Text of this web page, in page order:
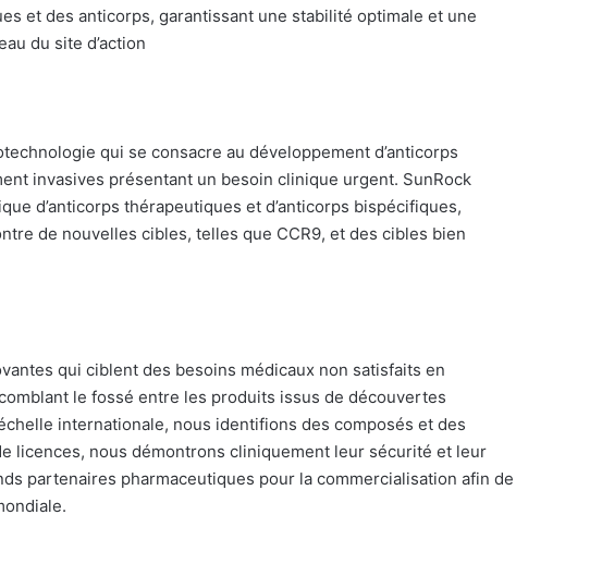
et des anticorps, garantissant une stabilité optimale et une
du site d’action
qui se consacre au développement d’anticorps
invasives présentant un besoin clinique urgent. SunRock
d’anticorps thérapeutiques et d’anticorps bispécifiques,
de nouvelles cibles, telles que CCR9, et des cibles bien
qui ciblent des besoins médicaux non satisfaits en
le fossé entre les produits issus de découvertes
internationale, nous identifions des composés et des
licences, nous démontrons cliniquement leur sécurité et leur
partenaires pharmaceutiques pour la commercialisation afin de